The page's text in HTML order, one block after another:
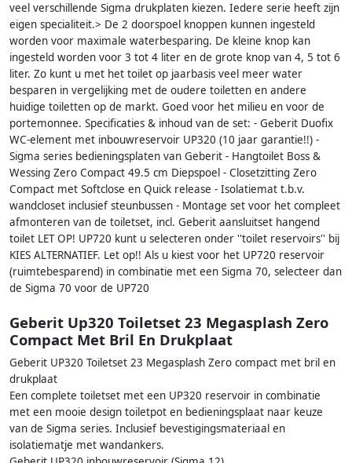
veel verschillende Sigma drukplaten kiezen. Iedere serie heeft zijn
eigen specialiteit.> De 2 doorspoel knoppen kunnen ingesteld
worden voor maximale waterbesparing. De kleine knop kan
ingesteld worden voor 3 tot 4 liter en de grote knop van 4, 5 tot 6
liter. Zo kunt u met het toilet op jaarbasis veel meer water
besparen in vergelijking met de oudere toiletten en andere
huidige toiletten op de markt. Goed voor het milieu en voor de
portemonnee. Specificaties & inhoud van de set: - Geberit Duofix
WC-element met inbouwreservoir UP320 (10 jaar garantie!!) -
Sigma series bedieningsplaten van Geberit - Hangtoilet Boss &
Wessing Zero Compact 49.5 cm Diepspoel - Closetzitting Zero
Compact met Softclose en Quick release - Isolatiemat t.b.v.
wandcloset inclusief steunbussen - Montage set voor het compleet
afmonteren van de toiletset, incl. Geberit aansluitset hangend
toilet LET OP! UP720 kunt u selecteren onder ''toilet reservoirs'' bij
KIES ALTERNATIEF. Let op!! Als u kiest voor het UP720 reservoir
(ruimtebesparend) in combinatie met een Sigma 70, selecteer dan
de Sigma 70 voor de UP720
Geberit Up320 Toiletset 23 Megasplash Zero
Compact Met Bril En Drukplaat
Geberit UP320 Toiletset 23 Megasplash Zero compact met bril en
drukplaat
Een complete toiletset met een UP320 reservoir in combinatie
met een mooie design toiletpot en bedieningsplaat naar keuze
van de Sigma series. Inclusief bevestigingsmateriaal en
isolatiematje met wandankers.